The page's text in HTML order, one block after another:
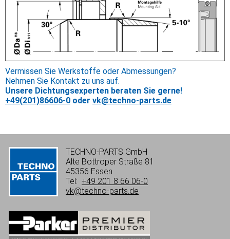
Vermissen Sie Werkstoffe oder Abmessungen?
Nehmen Sie Kontakt zu uns auf.
Unsere Dichtungsexperten beraten Sie gerne!
+49(201)86606-0 oder vk@techno-parts.de
TECHNO-PARTS GmbH
Alte Bottroper Straße 81
45356 Essen
Tel: +49 201 8 66 06-0
vk@techno-parts.de